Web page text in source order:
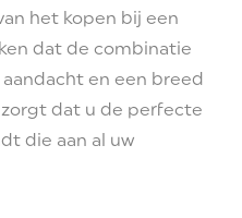
het kopen bij een
dat de combinatie
en een breed
zorgt dat u de perfecte
die aan al uw